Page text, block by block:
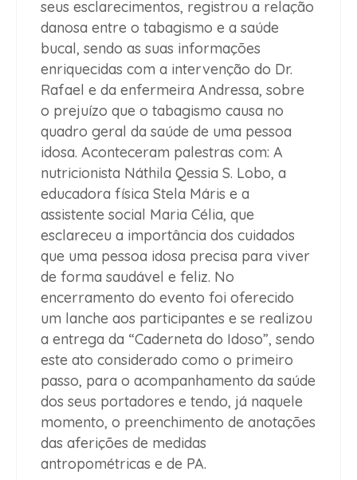
seus esclarecimentos, registrou a relação
danosa entre o tabagismo e a saúde
bucal, sendo as suas informações
enriquecidas com a intervenção do Dr.
Rafael e da enfermeira Andressa, sobre
o prejuízo que o tabagismo causa no
quadro geral da saúde de uma pessoa
idosa. Aconteceram palestras com: A
nutricionista Náthila Qessia S. Lobo, a
educadora física Stela Máris e a
assistente social Maria Célia, que
esclareceu a importância dos cuidados
que uma pessoa idosa precisa para viver
de forma saudável e feliz. No
encerramento do evento foi oferecido
um lanche aos participantes e se realizou
a entrega da “Caderneta do Idoso”, sendo
este ato considerado como o primeiro
passo, para o acompanhamento da saúde
dos seus portadores e tendo, já naquele
momento, o preenchimento de anotações
das aferições de medidas
antropométricas e de PA.